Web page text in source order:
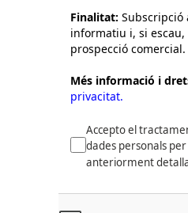
Finalitat:
informatiu i, si escau,
prospecció comercial.
Més informació i
privacitat.
Accepto el
dades personals
anteriorment